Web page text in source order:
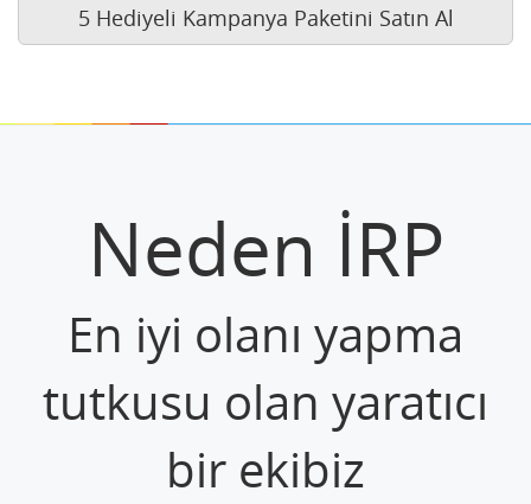
5 Hediyeli Kampanya Paketini Satın Al
Neden İRP
En iyi olanı yapma
tutkusu olan yaratıcı
bir ekibiz